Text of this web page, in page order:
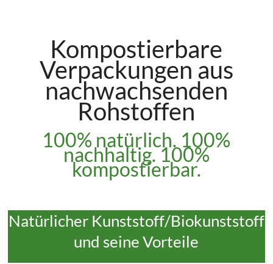
Kompostierbare
Verpackungen aus
nachwachsenden
Rohstoffen
100% natürlich. 100%
nachhaltig. 100%
kompostierbar.
Natürlicher Kunststoff/Biokunststoff
und seine Vorteile